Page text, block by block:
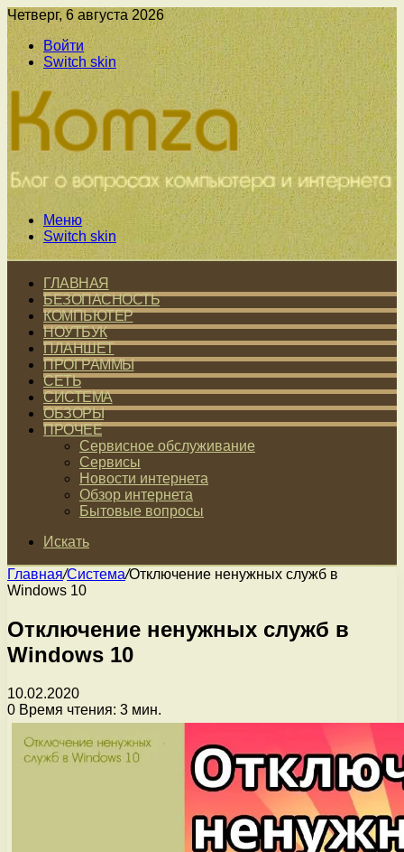
Четверг, 6 августа 2026
Войти
Switch skin
Меню
Switch skin
ГЛАВНАЯ
БЕЗОПАСНОСТЬ
КОМПЬЮТЕР
НОУТБУК
ПЛАНШЕТ
ПРОГРАММЫ
СЕТЬ
СИСТЕМА
ОБЗОРЫ
ПРОЧЕЕ
Сервисное обслуживание
Сервисы
Новости интернета
Обзор интернета
Бытовые вопросы
Искать
Главная/Система/Отключение ненужных служб в
Windows 10
Отключение ненужных служб в
Windows 10
10.02.2020
0 Время чтения: 3 мин.